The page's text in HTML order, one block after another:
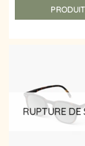
PRODUIT
RUPTURE DE